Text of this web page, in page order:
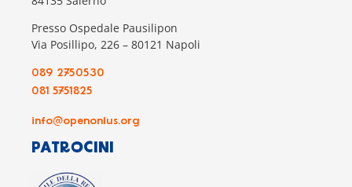
Presso Ospedale Pausilipon
Via Posillipo, 226 – 80121 Napoli
089 2750530
081 5751825
info@openonlus.org
PATROCINI